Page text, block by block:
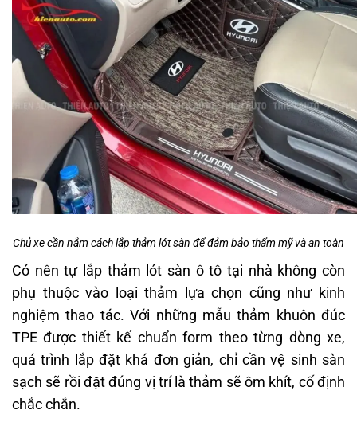
Chủ xe cần nắm cách lắp thảm lót sàn để đảm bảo thẩm mỹ và an toàn
Có nên tự lắp thảm lót sàn ô tô tại nhà không còn
phụ thuộc vào loại thảm lựa chọn cũng như kinh
nghiệm thao tác. Với những mẫu thảm khuôn đúc
TPE được thiết kế chuẩn form theo từng dòng xe,
quá trình lắp đặt khá đơn giản, chỉ cần vệ sinh sàn
sạch sẽ rồi đặt đúng vị trí là thảm sẽ ôm khít, cố định
chắc chắn.